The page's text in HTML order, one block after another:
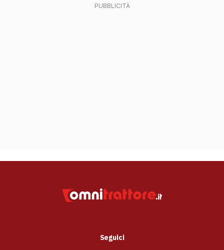
Seguici